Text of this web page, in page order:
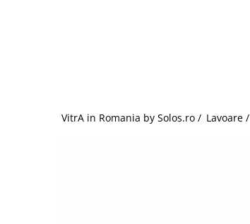
VitrA in Romania by Solos.ro / Lavoare /